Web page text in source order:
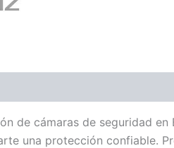
de cámaras de seguridad
una protección confiable.